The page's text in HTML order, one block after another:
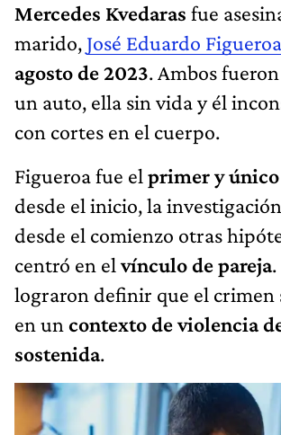
Mercedes Kvedaras fue
marido, José Eduardo Figueroa
agosto de 2023. Ambos
un auto, ella sin vida y él
con cortes en el cuerpo.
Figueroa fue el primer y
desde el inicio, la
desde el comienzo otras
centró en elvínculo de pareja
lograron definir que el crimen
en un contexto de violencia
sostenida.